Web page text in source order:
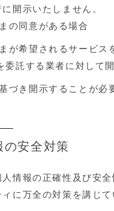
開示いたしません。
の同意がある場合
が希望されるサービス
委託する業者に対して
づき開示することが必
安全対策
情報の正確性及び安全
に万全の対策を講じて